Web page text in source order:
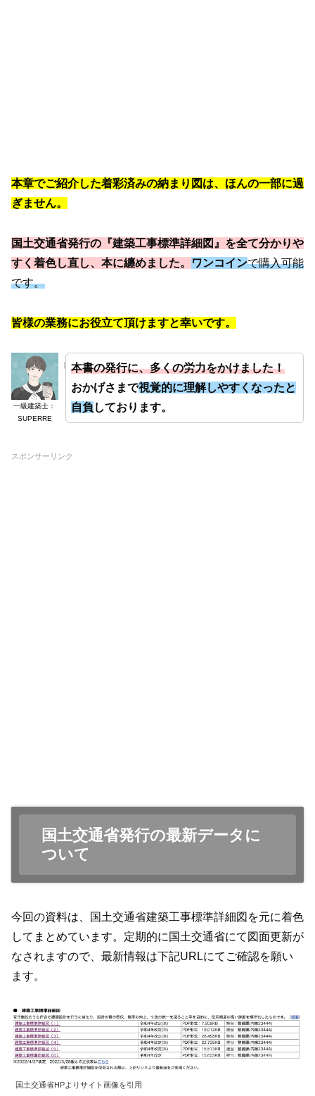
本章でご紹介した着彩済みの納まり図は、ほんの一部に過
ぎません。
国土交通省発行の『建築工事標準詳細図』を全て分かりや
すく着色し直し、本に纏めました。
ワンコインで購入可能
です。
皆様の業務にお役立て頂けますと幸いです。
一級建築士：
SUPERRE
本書の発行に、多くの労力をかけました！
おかげさまで視覚的に理解しやすくなったと
自負 しております。
スポンサーリンク
国土交通省発行の最新データに
ついて
今回の資料は、国土交通省建築工事標準詳細図を元に着色
してまとめています。定期的に国土交通省にて図面更新が
なされますので、最新情報は下記URLにてご確認を願い
ます。
国土交通省HPよりサイト画像を引用